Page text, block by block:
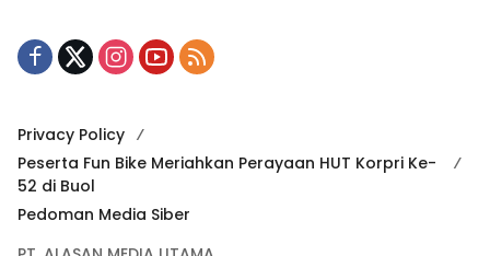
Privacy Policy
Peserta Fun Bike Meriahkan Perayaan HUT Korpri Ke-
52 di Buol
Pedoman Media Siber